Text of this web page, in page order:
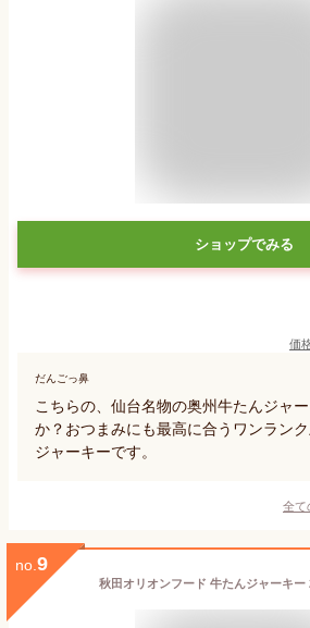
ショップでみる
価
だんごっ鼻
こちらの、仙台名物の奥州牛たんジャ
か？おつまみにも最高に合うワンラン
ジャーキーです。
全て
no. 9
秋田オリオンフード 牛たんジャーキ